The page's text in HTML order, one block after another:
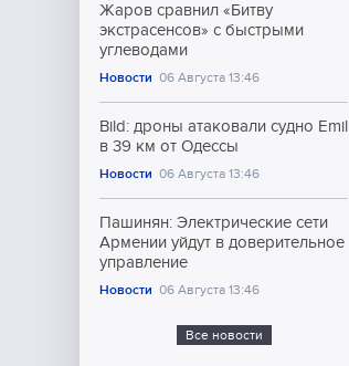
Жаров сравнил «Битву
экстрасенсов» с быстрыми
углеводами
Новости 06 Августа 13:46
Bild: дроны атаковали судно Emil
в 39 км от Одессы
Новости 06 Августа 13:46
Пашинян: Электрические сети
Армении уйдут в доверительное
управление
Новости 06 Августа 13:46
Все новости